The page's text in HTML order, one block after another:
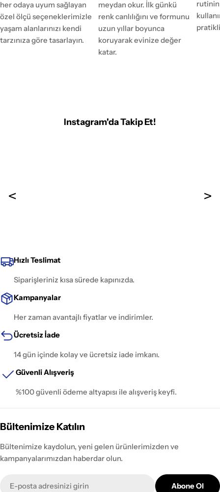
her odaya uyum sağlayan
özel ölçü seçeneklerimizle
yaşam alanlarınızı kendi
tarzınıza göre tasarlayın.
meydan okur. İlk günkü
renk canlılığını ve formunu
uzun yıllar boyunca
koruyarak evinize değer
katar.
Instagram'da Takip Et!
Hızlı Teslimat
Siparişleriniz kısa sürede kapınızda.
Kampanyalar
Her zaman avantajlı fiyatlar ve indirimler.
Ücretsiz İade
14 gün içinde kolay ve ücretsiz iade imkanı.
Güvenli Alışveriş
%100 güvenli ödeme altyapısı ile alışveriş keyfi.
Bültenimize Katılın
Bültenimize kaydolun, yeni gelen ürünlerimizden ve
kampanyalarımızdan haberdar olun.
Abone Ol